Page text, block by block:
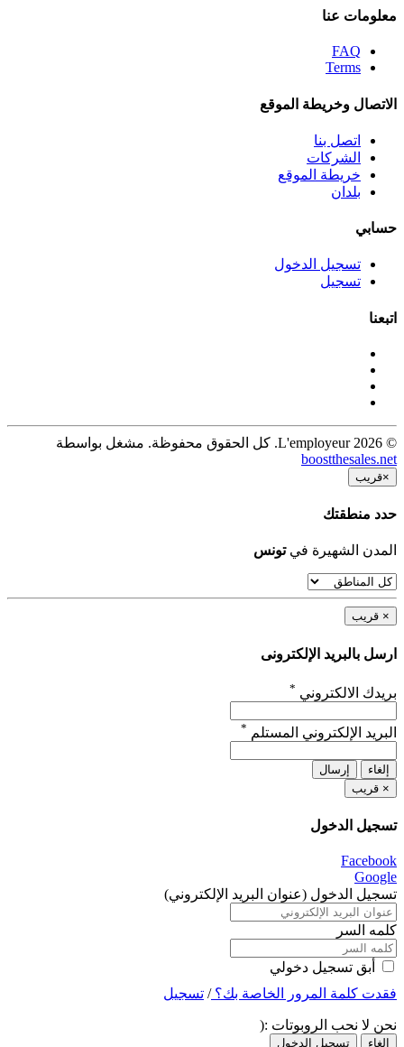
معلومات عنا
FAQ
Terms
الاتصال وخريطة الموقع
اتصل بنا
الشركات
خريطة الموقع
بلدان
حسابي
تسجيل الدخول
تسجيل
اتبعنا
© 2026 L'employeur. كل الحقوق محفوظة. مشغل بواسطة
boostthesales.net
×قريب
حدد منطقتك
المدن الشهيرة فيتونس
× قريب
ارسل بالبريد الإلكترونى
بريدك الالكتروني *
البريد الإلكتروني المستلم *
إلغاء
إرسال
× قريب
تسجيل الدخول
Facebook
Google
تسجيل الدخول (عنوان البريد الإلكتروني)
كلمه السر
أبق تسجيل دخولي
فقدت كلمة المرور الخاصة بك؟/ تسجيل
نحن لا نحب الروبوتات :(
إلغاء تسجيل الدخول